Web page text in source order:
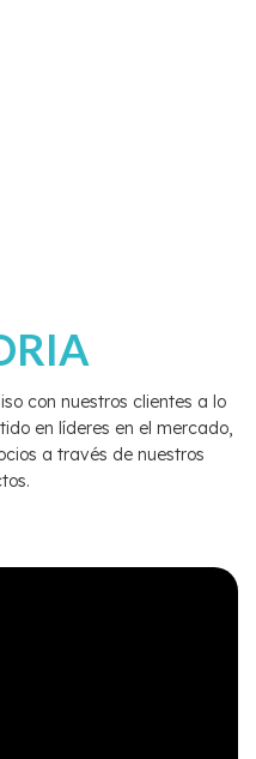
con nuestros clientes a lo
en líderes en el mercado,
a través de nuestros